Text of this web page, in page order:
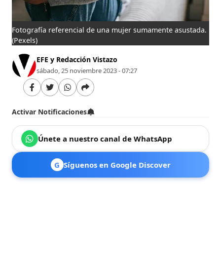
Fotografía referencial de una mujer sumamente asustada.
(Pexels)
EFE y Redacción Vistazo
sábado, 25 noviembre 2023 - 07:27
Activar Notificaciones
Únete a nuestro canal de WhatsApp
G Síguenos en Google Discover